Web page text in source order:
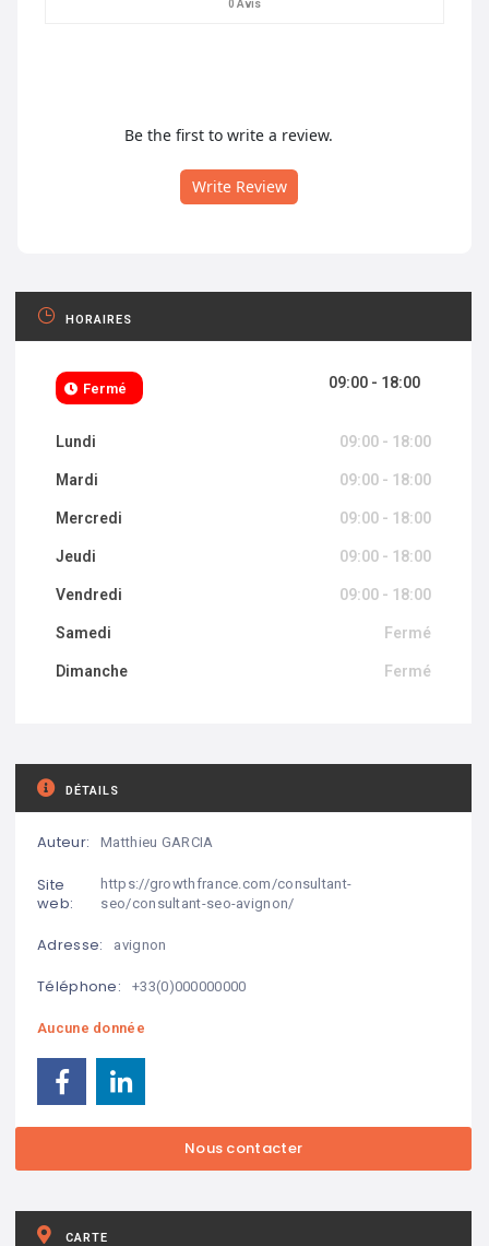
0 Avis
Be the first to write a review.
Write Review
HORAIRES
Fermé 09:00 - 18:00
Lundi 09:00 - 18:00
Mardi 09:00 - 18:00
Mercredi 09:00 - 18:00
Jeudi 09:00 - 18:00
Vendredi 09:00 - 18:00
Samedi Fermé
Dimanche Fermé
DÉTAILS
Auteur: Matthieu GARCIA
Site
web:
https://growthfrance.com/consultant-
seo/consultant-seo-avignon/
Adresse: avignon
Téléphone: +33(0)000000000
Aucune donnée
CARTE